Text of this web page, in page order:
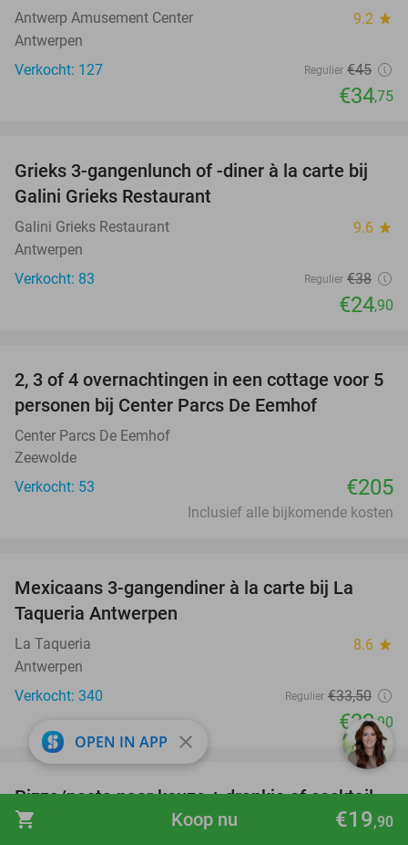
shopping_cart €19,90
Koop nu
Antwerp Amusement Center 9.2 star
Antwerpen
Verkocht: 127
Regulier €45
€34,75
34%
Grieks 3-gangenlunch of -diner à la carte bij
Galini Grieks Restaurant
Galini Grieks Restaurant 9.6 star
Antwerpen
Verkocht: 83
Regulier €38
€24,90
2, 3 of 4 overnachtingen in een cottage voor 5
personen bij Center Parcs De Eemhof
Center Parcs De Eemhof
Zeewolde
Verkocht: 53
€205
Inclusief alle bijkomende kosten
32%
Mexicaans 3-gangendiner à la carte bij La
Taqueria Antwerpen
La Taqueria 8.6 star
Antwerpen
Verkocht: 340
Regulier €33,50
€22,90
28%
favorite_border
Pizza/pasta naar keuze + drankje of cocktail,
mocktail, voorgerecht of dessert bij V Modern
OPEN IN APP close